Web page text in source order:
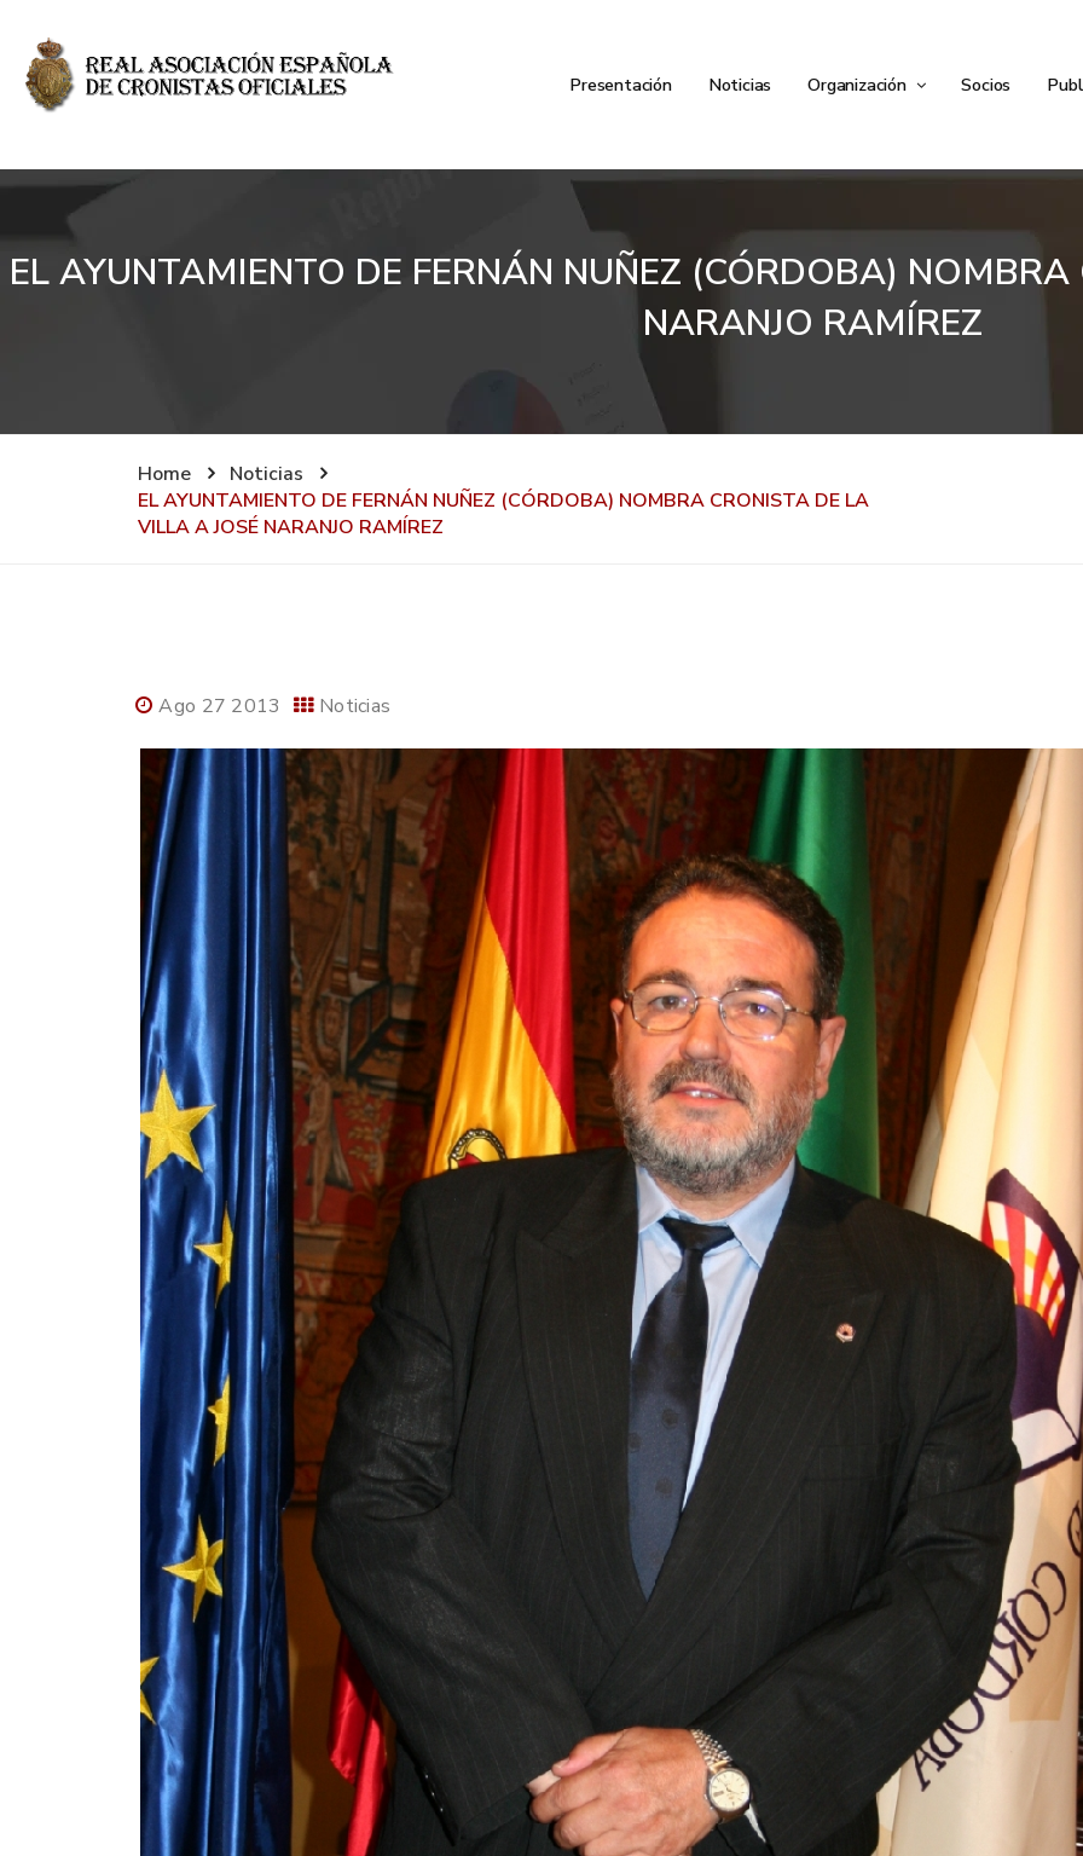
Presentación Noticias Organización Socios
EL AYUNTAMIENTO DE FERNÁN NUÑEZ (CÓRDOBA)
NARANJO RAMÍREZ
Home
Noticias
EL AYUNTAMIENTO DE FERNÁN NUÑEZ (CÓRDOBA) NOMBRA CRONISTA DE LA
VILLA A JOSÉ NARANJO RAMÍREZ
Ago 27 2013 Noticias